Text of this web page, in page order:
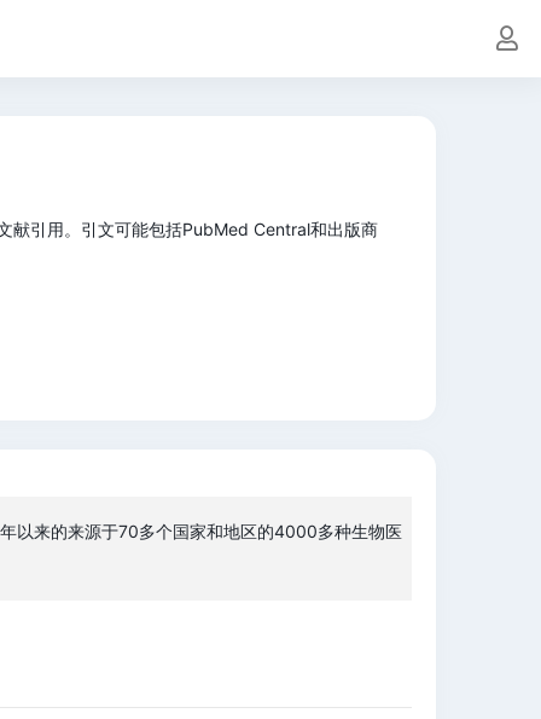
献引用。引文可能包括PubMed Central和出版商
以来的来源于70多个国家和地区的4000多种生物医